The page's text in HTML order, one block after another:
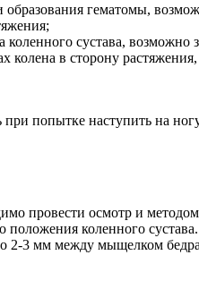
образования гематомы,
коленного сустава,
в сторону
попытке наступить на
провести осмотр и
положения коленного
мм между мыщелком бедра